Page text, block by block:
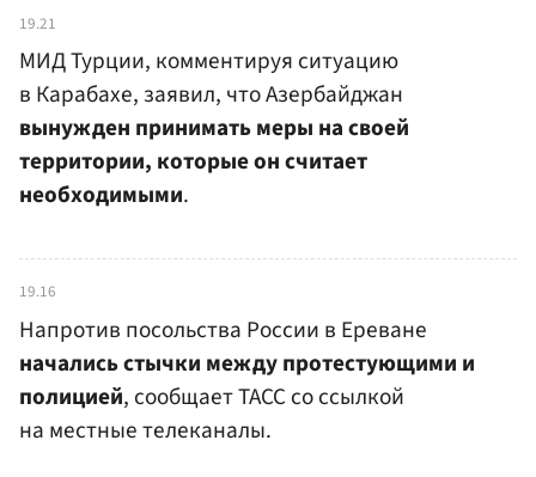
19.21
МИД Турции, комментируя ситуацию
в Карабахе, заявил, что Азербайджан
вынужден принимать меры на своей
территории, которые он считает
необходимыми.
19.16
Напротив посольства России в Ереване
начались стычки между протестующими и
полицией, сообщает ТАСС со ссылкой
на местные телеканалы.